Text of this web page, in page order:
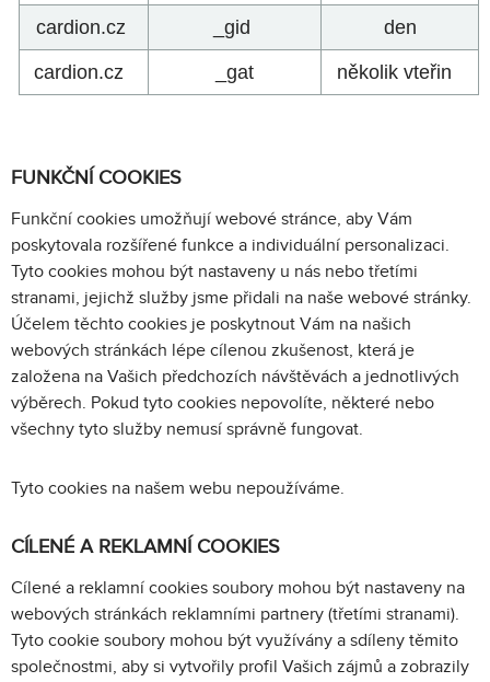
cardion.cz _gid den
cardion.cz _gat několik vteřin
FUNKČNÍ COOKIES
Funkční cookies umožňují webové stránce, aby Vám
poskytovala rozšířené funkce a individuální personalizaci.
Tyto cookies mohou být nastaveny u nás nebo třetími
stranami, jejichž služby jsme přidali na naše webové stránky.
Účelem těchto cookies je poskytnout Vám na našich
webových stránkách lépe cílenou zkušenost, která je
založena na Vašich předchozích návštěvách a jednotlivých
výběrech. Pokud tyto cookies nepovolíte, některé nebo
všechny tyto služby nemusí správně fungovat.
Tyto cookies na našem webu nepoužíváme.
CÍLENÉ A REKLAMNÍ COOKIES
Cílené a reklamní cookies soubory mohou být nastaveny na
webových stránkách reklamními partnery (třetími stranami).
Tyto cookie soubory mohou být využívány a sdíleny těmito
společnostmi, aby si vytvořily profil Vašich zájmů a zobrazily